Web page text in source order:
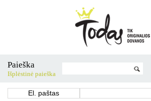
Paieška
Išplėstinė paieška